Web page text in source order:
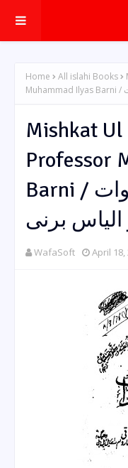
Home All islahi Books
Mishkat
Professor
Barni / مشکوٰۃ الصلوات by
برنی
WafaSoft April 18,